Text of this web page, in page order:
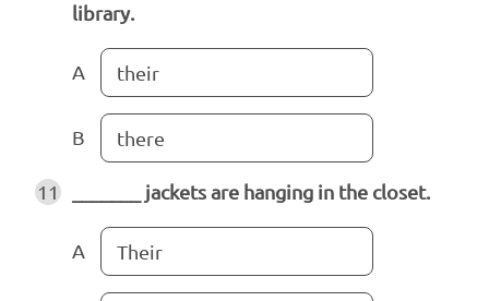
library.
A their
B there
11 _______ jackets are hanging in the closet.
A Their